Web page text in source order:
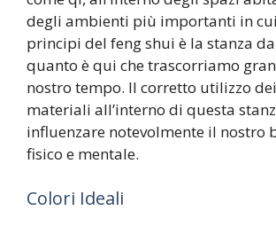
degli ambienti più importanti in
principi del feng shui è la stanza
quanto è qui che trascorriamo
nostro tempo. Il corretto utilizzo
materiali all’interno di questa
influenzare notevolmente il nostro
fisico e mentale.
Colori Ideali